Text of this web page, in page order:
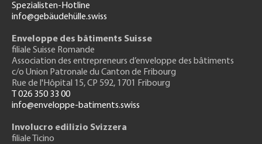
Spezialisten-Hotline
info@gebäudehülle.swiss
Enveloppe des bâtiments Suisse
filiale Suisse Romande
Association des entrepreneurs d’enveloppe des bâtiments
c/o Union Patronale du Canton de Fribourg
Rue de l'Hôpital 15, CP 592, 1701 Fribourg
T 026 350 33 00
info@enveloppe-batiments.swiss
Involucro edilizio Svizzera
filiale Ticino